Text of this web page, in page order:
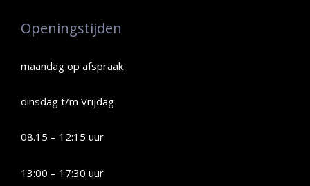
Openingstijden
maandag op afspraak
dinsdag t/m Vrijdag
08.15 – 12:15 uur
13:00 – 17:30 uur